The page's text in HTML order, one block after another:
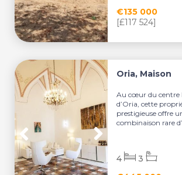
€135 000
[£117 524]
Oria, Maison
Au cœur du centre
d’Oria, cette
prestigieuse offre
combinaison rare
4 3